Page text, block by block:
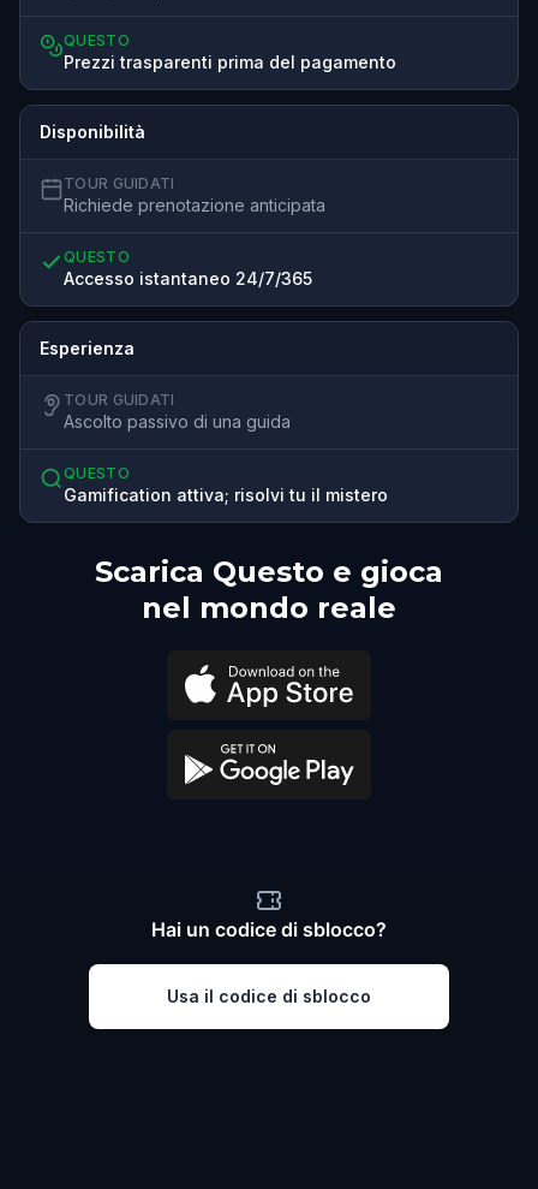
QUESTO
Prezzi trasparenti prima del pagamento
Disponibilità
TOUR GUIDATI
Richiede prenotazione anticipata
QUESTO
Accesso istantaneo 24/7/365
Esperienza
TOUR GUIDATI
Ascolto passivo di una guida
QUESTO
Gamification attiva; risolvi tu il mistero
Scarica Questo e gioca
nel mondo reale
Hai un codice di sblocco?
Usa il codice di sblocco